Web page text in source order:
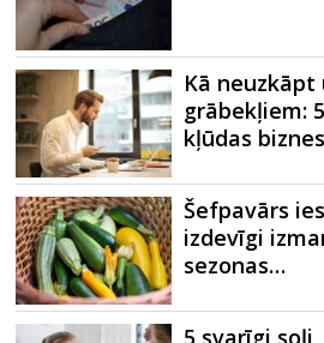
Kā
grābekļiem:
kļūdas
Šefpavārs
izdevīgi
sezonas…
5 svarīgi